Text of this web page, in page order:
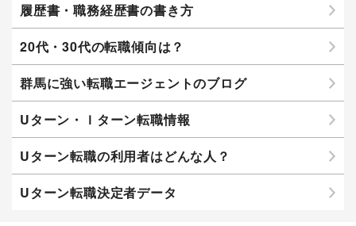
履歴書・職務経歴書の書き方
20代・30代の転職傾向は？
群馬に強い転職エージェントのブログ
Uターン・Ｉターン転職情報
Uターン転職の利用者はどんな人？
Uターン転職決定者データ